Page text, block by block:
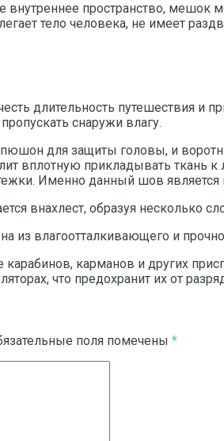
внутреннее пространство, мешок
тело человека, не имеет
длительность путешествия и
снаружи влагу.
для защиты головы, и
вплотную прикладывать ткань
Именно данный шов
внахлест, образуя несколько
из влагоотталкивающего и
карманов и других
что предохранит их от
поля помечены *